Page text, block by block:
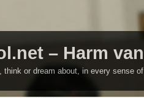
– Harm
or dream about, in every sense